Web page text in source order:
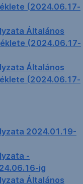
(2024.06.17-
Általános
(2024.06.17-
Általános
(2024.06.17-
2024.01.19-
-
ig
Általános